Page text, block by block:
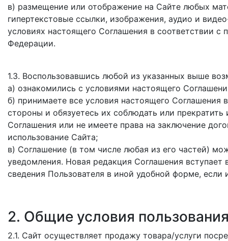
в) размещение или отображение на Сайте любых
гипертекстовые ссылки, изображения, аудио и
условиях настоящего Соглашения в соответствии
Федерации.
1.3. Воспользовавшись любой из указанных выше
а) ознакомились с условиями настоящего
б) принимаете все условия настоящего Соглашения
стороны и обязуетесь их соблюдать или
Соглашения или не имеете права на заключение
использование Сайта;
в) Соглашение (в том числе любая из его частей)
уведомления. Новая редакция Соглашения
сведения Пользователя в иной удобной форме,
2. Общие условия
2.1. Сайт осуществляет продажу товара/услуги